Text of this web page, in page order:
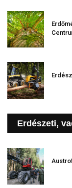
Erdészeti,